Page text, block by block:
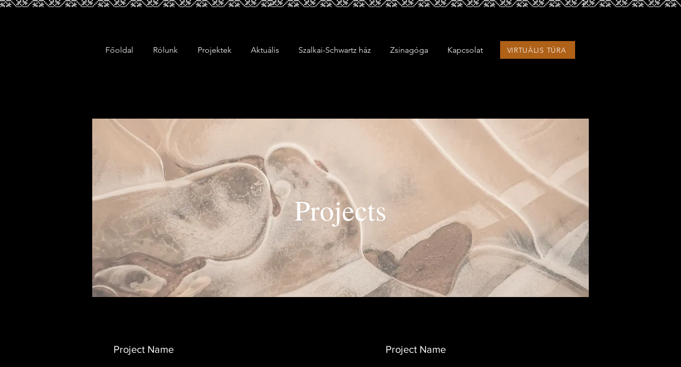
Főoldal Rólunk Projektek Aktuális Szalkai-Schwartz ház Zsinagóga Kapcsolat VIRTUÁLIS TÚRA
Projects
Project Name Project Name